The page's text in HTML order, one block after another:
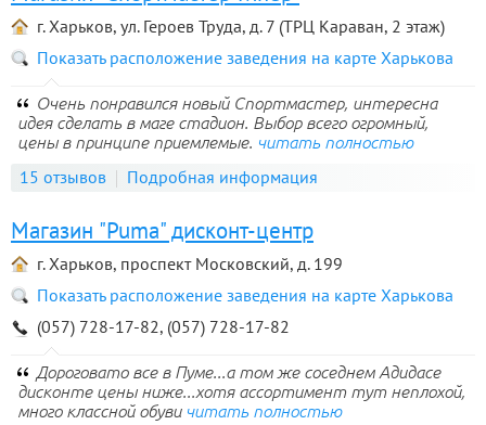
г. Харьков, ул. Героев Труда, д. 7 (ТРЦ Караван, 2 этаж)
Показать расположение заведения на карте Харькова
Очень понравился новый Спортмастер, интересна
идея сделать в маге стадион. Выбор всего огромный,
цены в принципе приемлемые. читать полностью
15 отзывов Подробная информация
Магазин "Puma" дисконт-центр
г. Харьков, проспект Московский, д. 199
Показать расположение заведения на карте Харькова
(057) 728-17-82, (057) 728-17-82
Дороговато все в Пуме...а том же соседнем Адидасе
дисконте цены ниже...хотя ассортимент тут неплохой,
много классной обуви читать полностью